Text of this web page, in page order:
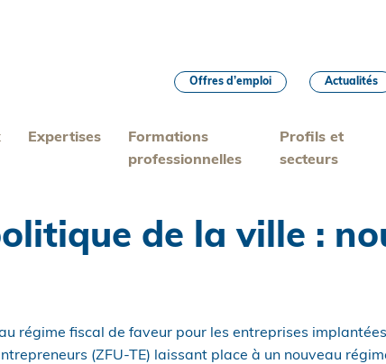
Expertises
Formations
professionnelles
Profils et
secteurs
Offres d’emploi Actualités
de la ville :
régime fiscal de faveur pour les entreprises
(ZFU-TE) laissant place à un nouveau